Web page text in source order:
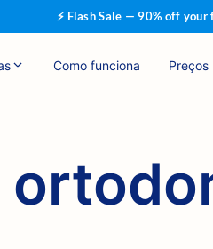
⚡ Flash Sale — 90% off
Como funciona Preços